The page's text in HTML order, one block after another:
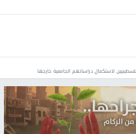
لاستكمال دراساتهم الجامعية خارجها